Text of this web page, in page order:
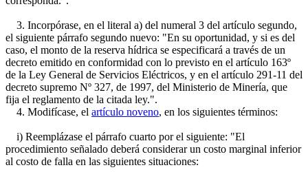
3. Incorpórase, en el literal a) del numeral 3 del artículo segundo,
el siguiente párrafo segundo nuevo: "En su oportunidad, y si es del
caso, el monto de la reserva hídrica se especificará a través de un
decreto emitido en conformidad con lo previsto en el artículo 163º
de la Ley General de Servicios Eléctricos, y en el artículo 291-11 del
decreto supremo Nº 327, de 1997, del Ministerio de Minería, que
fija el reglamento de la citada ley.".
4. Modifícase, el artículo noveno, en los siguientes términos:
i) Reemplázase el párrafo cuarto por el siguiente: "El
procedimiento señalado deberá considerar un costo marginal inferior
al costo de falla en las siguientes situaciones: